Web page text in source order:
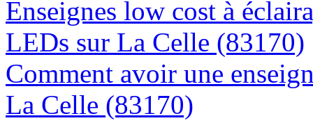
Enseignes low cost à
LEDs sur La Celle (83170)
Comment avoir une
La Celle (83170)